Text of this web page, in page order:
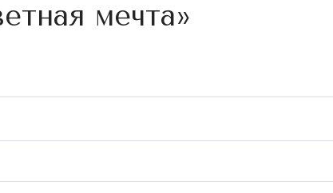
мечта»